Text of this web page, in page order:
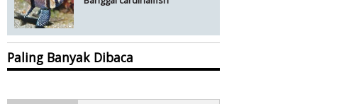
Paling Banyak Dibaca